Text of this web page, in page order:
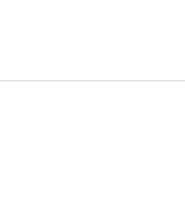
毎回迅速かつご
で、無事お引渡
K様とご縁があ
いましたらお気